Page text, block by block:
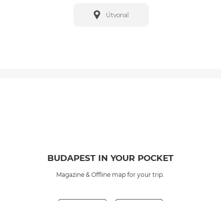
Útvonal
BUDAPEST IN YOUR POCKET
Magazine & Offline map for your trip.